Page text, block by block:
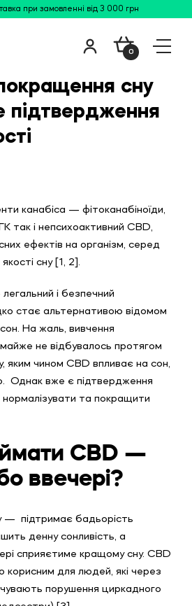
при замовленні від 3 000 грн
0
сну
підтвердження
канабіса — фітоканабіноїди,
так і непсихоактивний CBD,
ефектів на організм, серед
сну [1, 2].
і безпечний
стає альтернативою відомом
На жаль, вивчення
не відбувалось протягом
яким чином CBD впливає на сон,
Однак вже є підтвердження
та покращити
CBD —
ввечері?
— підтримає бадьорість
денну сонливість, а
сприяєтиме кращому сну. CBD
для людей, які через
порушення циркадного